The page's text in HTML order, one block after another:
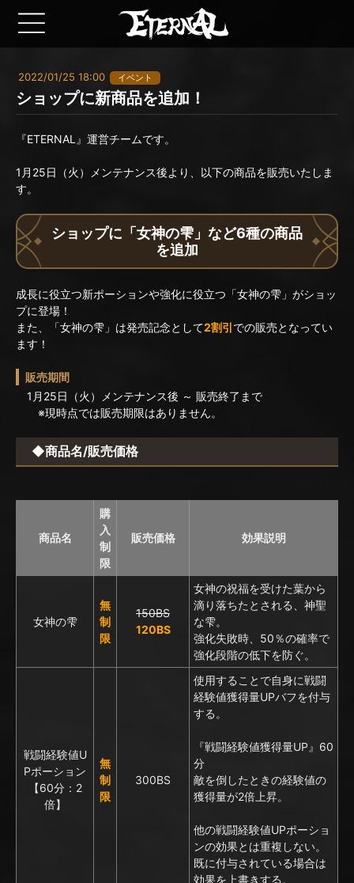
2022/01/25 18:00 イベント
ショップに新商品を追加！
『ETERNAL』運営チームです。
1月25日（火）メンテナンス後より、以下の商品を販売いたしま
す。
ショップに「女神の雫」など6種の商品
を追加
成長に役立つ新ポーションや強化に役立つ「女神の雫」がショッ
プに登場！
また、「女神の雫」は発売記念として2割引での販売となってい
ます！
販売期間
1月25日（火）メンテナンス後 ～ 販売終了まで
※現時点では販売期限はありません。
◆商品名/販売価格
商品名
購
入
制
限
販売価格 効果説明
女神の雫
無
制
限
150BS
120BS
女神の祝福を受けた葉から
滴り落ちたとされる、神聖
な雫。
強化失敗時、50％の確率で
強化段階の低下を防ぐ。
戦闘経験値U
Pポーション
【60分：2
倍】
無
制
限
300BS
使用することで自身に戦闘
経験値獲得量UPバフを付与
する。
『戦闘経験値獲得量UP』60
分
敵を倒したときの経験値の
獲得量が2倍上昇。
他の戦闘経験値UPポーショ
ンの効果とは重複しない。
既に付与されている場合は
効果を上書きする。